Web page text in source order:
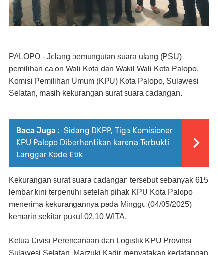
PALOPO - Jelang pemungutan suara ulang (PSU)
pemilihan calon Wali Kota dan Wakil Wali Kota Palopo,
Komisi Pemilihan Umum (KPU) Kota Palopo, Sulawesi
Selatan, masih kekurangan surat suara cadangan.
Baca Juga : Sidang DKPP, Tiga Komisioner
KPU Palopo Diberhentikan karena Terbukti
Langgar Kode Etik
Kekurangan surat suara cadangan tersebut sebanyak 615
lembar kini terpenuhi setelah pihak KPU Kota Palopo
menerima kekurangannya pada Minggu (04/05/2025)
kemarin sekitar pukul 02.10 WITA.
Ketua Divisi Perencanaan dan Logistik KPU Provinsi
Sulawesi Selatan, Marzuki Kadir menyatakan kedatangan